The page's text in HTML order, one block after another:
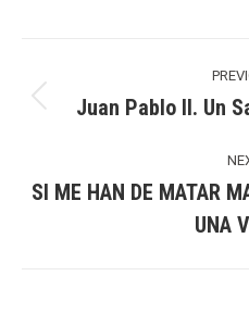
navigation
Juan Pablo II. Un
SI ME HAN DE MATAR
UNA